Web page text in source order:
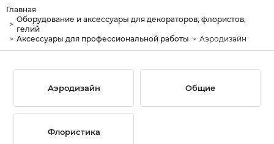
Главная
Оборудование и аксессуары для декораторов, флористов,
гелий
Аксессуары для профессиональной работы
Аэродизайн
Аэродизайн Общие
Флористика